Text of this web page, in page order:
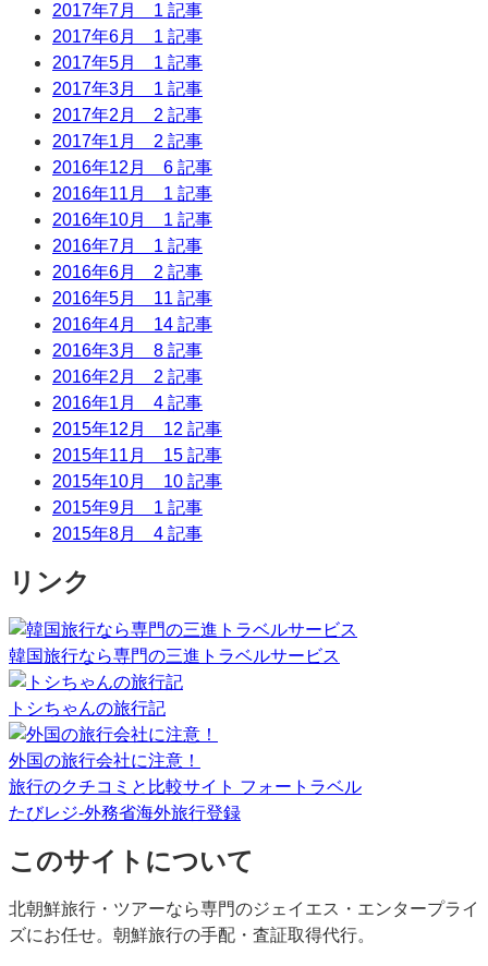
2017年7月 1 記事
2017年6月 1 記事
2017年5月 1 記事
2017年3月 1 記事
2017年2月 2 記事
2017年1月 2 記事
2016年12月 6 記事
2016年11月 1 記事
2016年10月 1 記事
2016年7月 1 記事
2016年6月 2 記事
2016年5月 11 記事
2016年4月 14 記事
2016年3月 8 記事
2016年2月 2 記事
2016年1月 4 記事
2015年12月 12 記事
2015年11月 15 記事
2015年10月 10 記事
2015年9月 1 記事
2015年8月 4 記事
リンク
韓国旅行なら専門の三進トラベルサービス
トシちゃんの旅行記
外国の旅行会社に注意！
旅行のクチコミと比較サイト フォートラベル
たびレジ-外務省海外旅行登録
このサイトについて
北朝鮮旅行・ツアーなら専門のジェイエス・エンタープライ
ズにお任せ。朝鮮旅行の手配・査証取得代行。